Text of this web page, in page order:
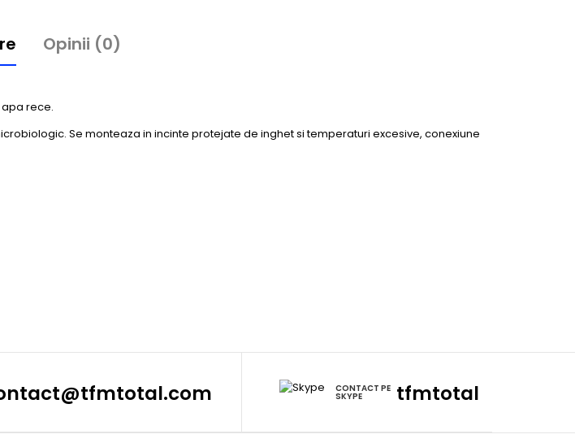
Opinii (0)
rece.
Se monteaza in incinte protejate de inghet si temperaturi excesive, conexiune
CONTACT PE
SKYPE tfmtotal